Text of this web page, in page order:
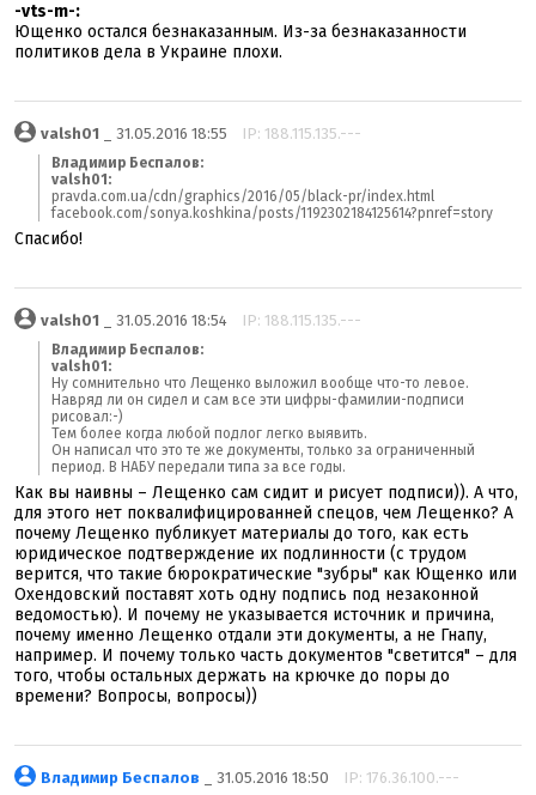
-vts-m-:
Ющенко остался безнаказанным. Из-за безнаказанности
политиков дела в Украине плохи.
valsh01 _ 31.05.2016 18:55 IP: 188.115.135.---
Владимир Беспалов:
valsh01:
pravda.com.ua/cdn/graphics/2016/05/black-pr/index.html
facebook.com/sonya.koshkina/posts/1192302184125614?pnref=story
Спасибо!
valsh01 _ 31.05.2016 18:54 IP: 188.115.135.---
Владимир Беспалов:
valsh01:
Ну сомнительно что Лещенко выложил вообще что-то левое.
Навряд ли он сидел и сам все эти цифры-фамилии-подписи
рисовал:-)
Тем более когда любой подлог легко выявить.
Он написал что это те же документы, только за ограниченный
период. В НАБУ передали типа за все годы.
Как вы наивны – Лещенко сам сидит и рисует подписи)). А что,
для этого нет поквалифицированней спецов, чем Лещенко? А
почему Лещенко публикует материалы до того, как есть
юридическое подтверждение их подлинности (с трудом
верится, что такие бюрократические "зубры" как Ющенко или
Охендовский поставят хоть одну подпись под незаконной
ведомостью). И почему не указывается источник и причина,
почему именно Лещенко отдали эти документы, а не Гнапу,
например. И почему только часть документов "светится" – для
того, чтобы остальных держать на крючке до поры до
времени? Вопросы, вопросы))
Владимир Беспалов _ 31.05.2016 18:50 IP: 176.36.100.---